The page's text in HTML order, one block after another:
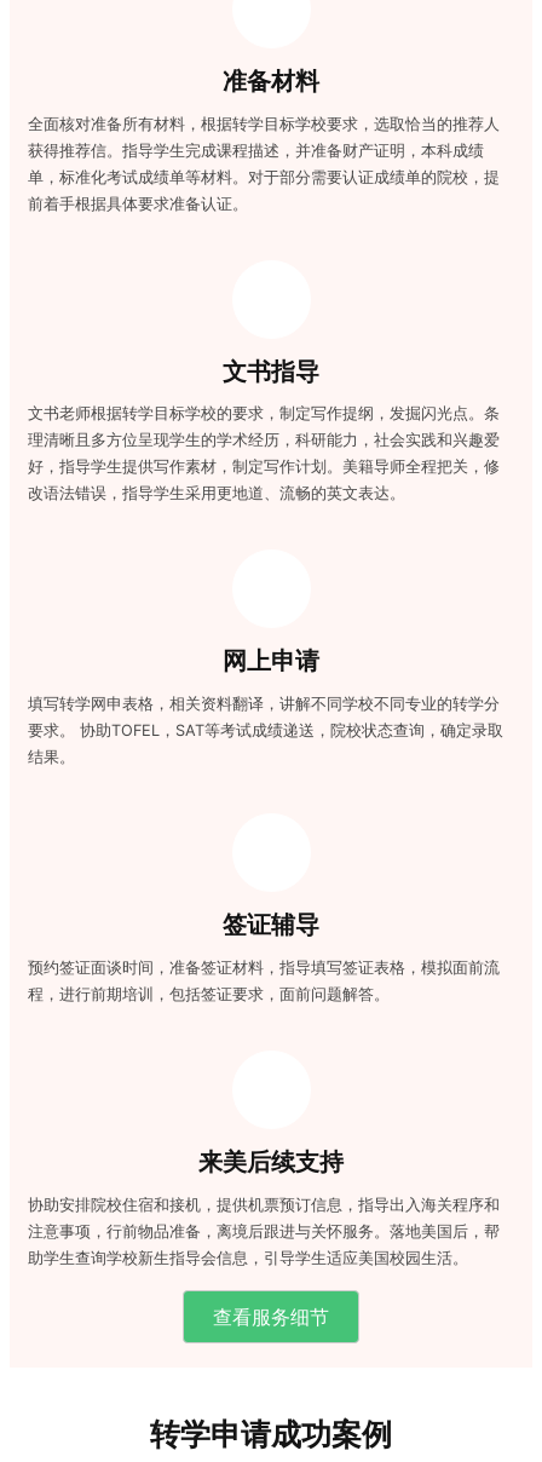
准备材料
全面核对准备所有材料，根据转学目标学校要求，选取恰当的推荐人
获得推荐信。指导学生完成课程描述，并准备财产证明，本科成绩
单，标准化考试成绩单等材料。对于部分需要认证成绩单的院校，提
前着手根据具体要求准备认证。
文书指导
文书老师根据转学目标学校的要求，制定写作提纲，发掘闪光点。条
理清晰且多方位呈现学生的学术经历，科研能力，社会实践和兴趣爱
好，指导学生提供写作素材，制定写作计划。美籍导师全程把关，修
改语法错误，指导学生采用更地道、流畅的英文表达。
网上申请
填写转学网申表格，相关资料翻译，讲解不同学校不同专业的转学分
要求。 协助TOFEL，SAT等考试成绩递送，院校状态查询，确定录取
结果。
签证辅导
预约签证面谈时间，准备签证材料，指导填写签证表格，模拟面前流
程，进行前期培训，包括签证要求，面前问题解答。
来美后续支持
协助安排院校住宿和接机，提供机票预订信息，指导出入海关程序和
注意事项，行前物品准备，离境后跟进与关怀服务。落地美国后，帮
助学生查询学校新生指导会信息，引导学生适应美国校园生活。
查看服务细节
转学申请成功案例